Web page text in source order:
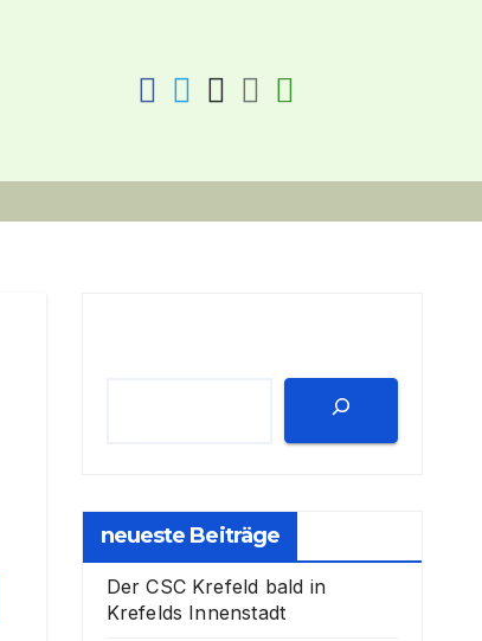
fab
fa-
fab
fa-
fab
fa-
fab
fa-
neueste Beiträge
Der CSC Krefeld bald in
Krefelds Innenstadt